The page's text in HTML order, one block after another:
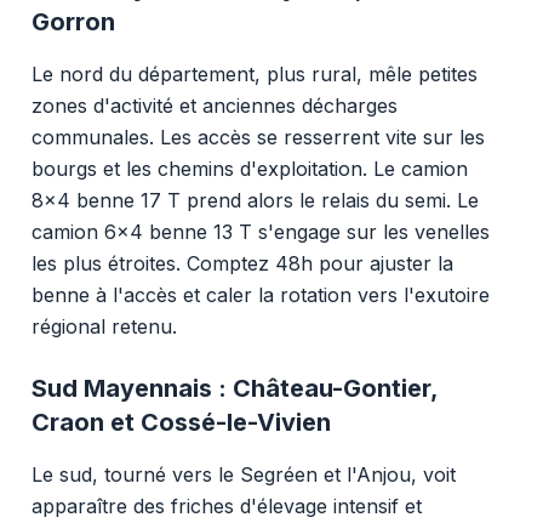
Gorron
Le nord du département, plus rural, mêle petites
zones d'activité et anciennes décharges
communales. Les accès se resserrent vite sur les
bourgs et les chemins d'exploitation. Le camion
8x4 benne 17 T prend alors le relais du semi. Le
camion 6x4 benne 13 T s'engage sur les venelles
les plus étroites. Comptez 48h pour ajuster la
benne à l'accès et caler la rotation vers l'exutoire
régional retenu.
Sud Mayennais : Château-Gontier,
Craon et Cossé-le-Vivien
Le sud, tourné vers le Segréen et l'Anjou, voit
apparaître des friches d'élevage intensif et